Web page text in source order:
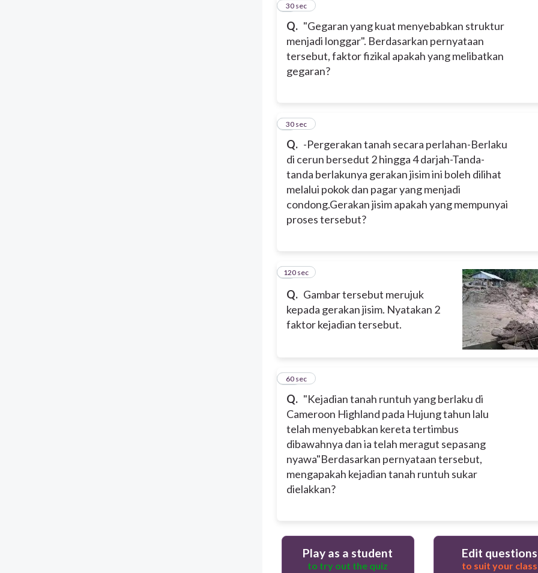
Q. "Gegaran yang kuat menyebabkan struktur
menjadi longgar". Berdasarkan pernyataan
tersebut, faktor fizikal apakah yang melibatkan
gegaran?
7
30 sec
Q. -Pergerakan tanah secara perlahan-Berlaku
di cerun bersedut 2 hingga 4 darjah-Tanda-
tanda berlakunya gerakan jisim ini boleh dilihat
melalui pokok dan pagar yang menjadi
condong.Gerakan jisim apakah yang mempunyai
proses tersebut?
8
30 sec
Q. Gambar tersebut merujuk
kepada gerakan jisim. Nyatakan 2
faktor kejadian tersebut.
9
120 sec
Q. "Kejadian tanah runtuh yang berlaku di
Cameroon Highland pada Hujung tahun lalu
telah menyebabkan kereta tertimbus
dibawahnya dan ia telah meragut sepasang
nyawa"Berdasarkan pernyataan tersebut,
mengapakah kejadian tanah runtuh sukar
dielakkan?
10
60 sec
Play as a student
to try out the quiz
Edit questions
to suit your class